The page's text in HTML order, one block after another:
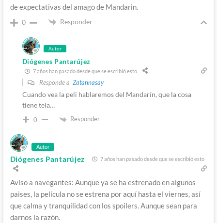
de expectativas del amago de Mandarin.
0 Responder
Autor
Diógenes Pantarújez
7 años han pasado desde que se escribió esto
Responde a Zatannasay
Cuando vea la peli hablaremos del Mandarín, que la cosa
tiene tela…
0 Responder
Autor
Diógenes Pantarújez 7 años han pasado desde que se escribió esto
Aviso a navegantes: Aunque ya se ha estrenado en algunos
paises, la película no se estrena por aquí hasta el viernes, así
que calma y tranquilidad con los spoilers. Aunque sean para
darnos la razón.